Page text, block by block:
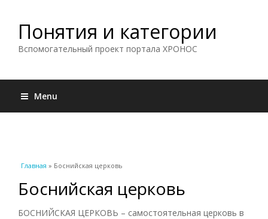
Понятия и категории
Вспомогательный проект портала ХРОНОС
Menu
Вы здесь
Главная » Боснийская церковь
Боснийская церковь
БОСНИЙСКАЯ ЦЕРКОВЬ – самостоятельная церковь в